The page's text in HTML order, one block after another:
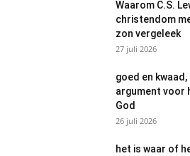
Waarom C.S.
christendom
zon vergeleek
27 juli 2026
goed en
argument voor
God
26 juli 2026
het is waar of